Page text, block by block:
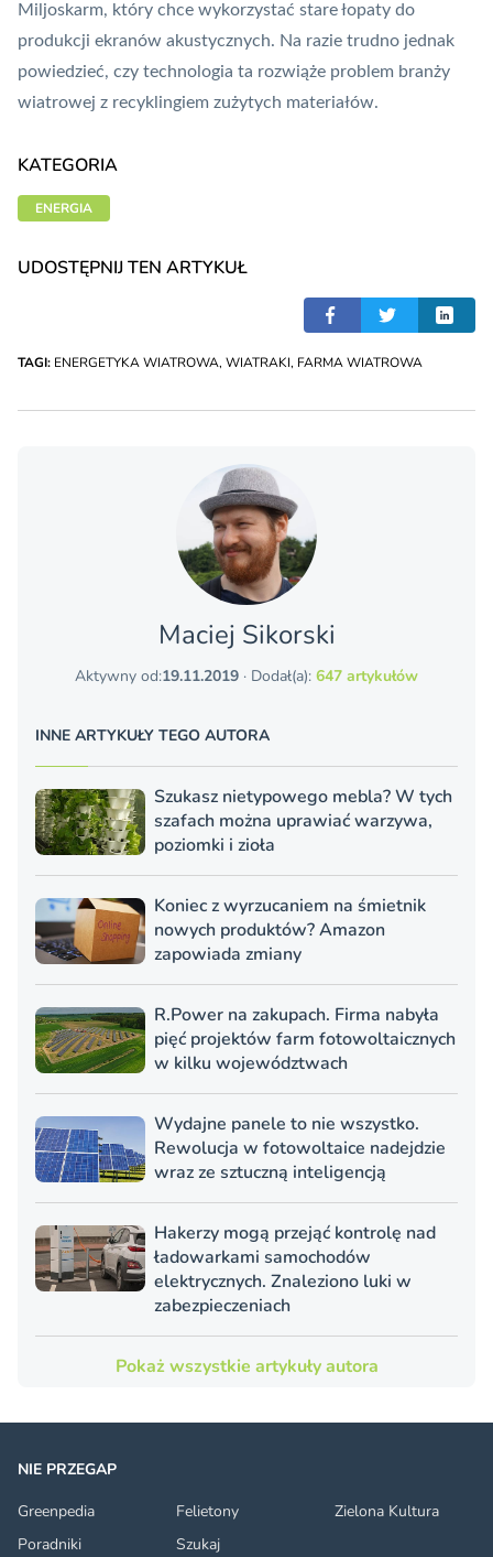
Miljoskarm, który chce wykorzystać stare łopaty do
produkcji ekranów akustycznych. Na razie trudno jednak
powiedzieć, czy technologia ta rozwiąże problem branży
wiatrowej z recyklingiem zużytych materiałów.
KATEGORIA
ENERGIA
UDOSTĘPNIJ TEN ARTYKUŁ
TAGI: ENERGETYKA WIATROWA, WIATRAKI, FARMA WIATROWA
Maciej Sikorski
Aktywny od:19.11.2019 · Dodał(a): 647 artykułów
INNE ARTYKUŁY TEGO AUTORA
Szukasz nietypowego mebla? W tych
szafach można uprawiać warzywa,
poziomki i zioła
Koniec z wyrzucaniem na śmietnik
nowych produktów? Amazon
zapowiada zmiany
R.Power na zakupach. Firma nabyła
pięć projektów farm fotowoltaicznych
w kilku województwach
Wydajne panele to nie wszystko.
Rewolucja w fotowoltaice nadejdzie
wraz ze sztuczną inteligencją
Hakerzy mogą przejąć kontrolę nad
ładowarkami samochodów
elektrycznych. Znaleziono luki w
zabezpieczeniach
Pokaż wszystkie artykuły autora
NIE PRZEGAP
Greenpedia
Felietony
Zielona Kultura
Poradniki
Szukaj